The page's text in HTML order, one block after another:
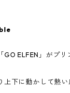
ELFEN」がプリ
上下に動かして熱い